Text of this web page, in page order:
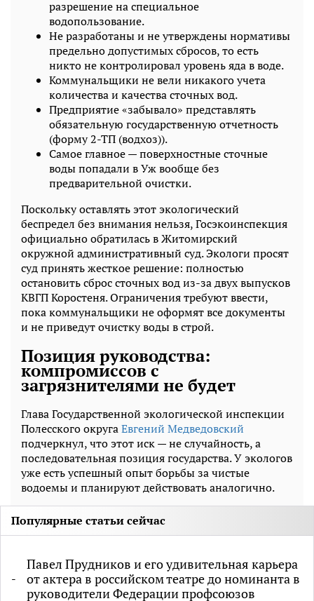
разрешение на специальное
водопользование.
Не разработаны и не утверждены нормативы
предельно допустимых сбросов, то есть
никто не контролировал уровень яда в воде.
Коммунальщики не вели никакого учета
количества и качества сточных вод.
Предприятие «забывало» представлять
обязательную государственную отчетность
(форму 2-ТП (водхоз)).
Самое главное — поверхностные сточные
воды попадали в Уж вообще без
предварительной очистки.
Поскольку оставлять этот экологический
беспредел без внимания нельзя, Госэкоинспекция
официально обратилась в Житомирский
окружной административный суд. Экологи просят
суд принять жесткое решение: полностью
остановить сброс сточных вод из-за двух выпусков
КВГП Коростеня. Ограничения требуют ввести,
пока коммунальщики не оформят все документы
и не приведут очистку воды в строй.
Позиция руководства:
компромиссов с
загрязнителями не будет
Глава Государственной экологической инспекции
Полесского округаЕвгений Медведовский
подчеркнул, что этот иск — не случайность, а
последовательная позиция государства. У экологов
уже есть успешный опыт борьбы за чистые
водоемы и планируют действовать аналогично.
Популярные статьи сейчас
Павел Прудников и его удивительная карьера
от актера в российском театре до номинанта в
руководители Федерации профсоюзов